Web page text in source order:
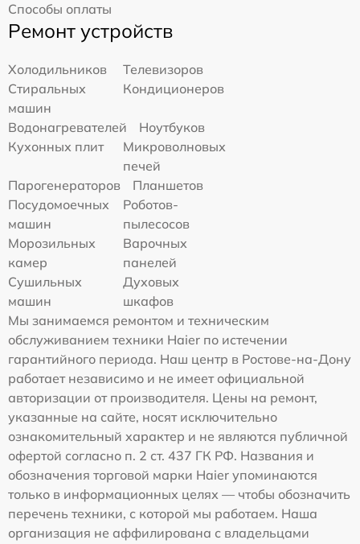
Способы оплаты
Ремонт устройств
Холодильников
Телевизоров
Стиральных
машин
Кондиционеров
Водонагревателей
Ноутбуков
Кухонных плит
Микроволновых
печей
Парогенераторов
Планшетов
Посудомоечных
машин
Роботов-
пылесосов
Морозильных
камер
Варочных
панелей
Сушильных
машин
Духовых
шкафов
Мы занимаемся ремонтом и техническим
обслуживанием техники Haier по истечении
гарантийного периода. Наш центр в Ростове-на-Дону
работает независимо и не имеет официальной
авторизации от производителя. Цены на ремонт,
указанные на сайте, носят исключительно
ознакомительный характер и не являются публичной
офертой согласно п. 2 ст. 437 ГК РФ. Названия и
обозначения торговой марки Haier упоминаются
только в информационных целях — чтобы обозначить
перечень техники, с которой мы работаем. Наша
организация не аффилирована с владельцами